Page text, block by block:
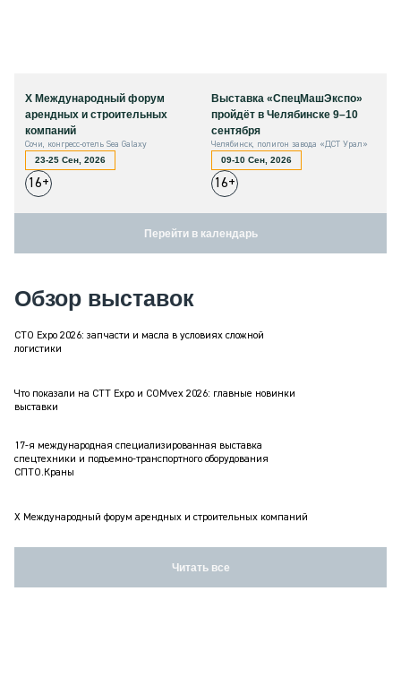
X Международный форум
арендных и строительных
компаний
Сочи, конгресс-отель Sea Galaxy
23-25 Сен, 2026
16+
Выставка «СпецМашЭкспо»
пройдёт в Челябинске 9–10
сентября
Челябинск, полигон завода «ДСТ Урал»
09-10 Сен, 2026
16+
Перейти в календарь
Обзор выставок
СТО Expo 2026: запчасти и масла в условиях сложной
логистики
Что показали на CTT Expo и COMvex 2026: главные новинки
выставки
17-я международная специализированная выставка
спецтехники и подъемно-транспортного оборудования
СПТО.Краны
X Международный форум арендных и строительных компаний
Читать все